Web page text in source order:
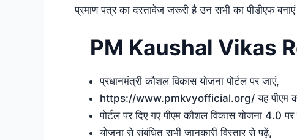
प्रमाण पत्र का दस्तावेज जरूरी है उन सभी का पीडीएफ
PM Kaushal Vikas
प्रधानमंत्री कौशल विकास योजना पोर्टल पर जाएं,
https://www.pmkvyofficial.org/ यह पीएम
पोर्टल पर दिए गए पीएम कौशल विकास योजना 4.0
योजना से संबंधित सभी जानकारी विस्तार से पढ़ें,